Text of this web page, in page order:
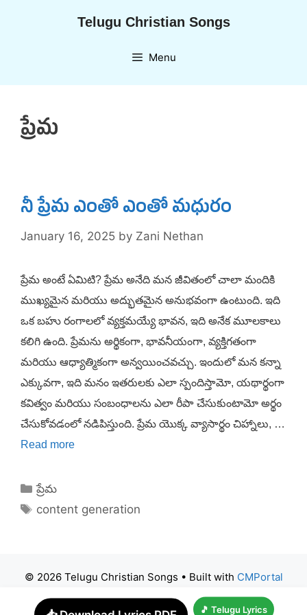
Telugu Christian Songs
Menu
ప్రేమ
నీ ప్రేమ ఎంతో ఎంతో మధురం
January 16, 2025 by Zani Nethan
ప్రేమ అంటే ఏమిటి? ప్రేమ అనేది మన జీవితంలో చాలా మందికి
ముఖ్యమైన మరియు అద్భుతమైన అనుభవంగా ఉంటుంది. ఇది
ఒక బహు రంగాలలో వ్యక్తమయ్యే భావన, ఇది అనేక మూలకాలు
కలిగి ఉంది. ప్రేమను అర్థికంగా, భావనీయంగా, వ్యక్తిగతంగా
మరియు ఆధ్యాత్మికంగా అన్వయించవచ్చు. ఇందులో మన కన్నా
ఎక్కువగా, ఇది మనం ఇతరులకు ఎలా స్పందిస్తామో, యథార్థంగా
కవిత్వం మరియు సంబంధాలను ఎలా రీపా చేసుకుంటామో అర్థం
చేసుకోవడంలో నడిపిస్తుంది. ప్రేమ యొక్క వ్యాసార్థం చిహ్నాలు, …
Read more
Categories
ప్రేమ
Tags
content generation
© 2026 Telugu Christian Songs • Built with CMPortal
🎵 Telugu Lyrics